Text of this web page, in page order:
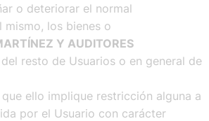
o deteriorar el normal
los bienes o
Y AUDITORES
del resto de Usuarios o en general de
ello implique restricción alguna a
por el Usuario con carácter